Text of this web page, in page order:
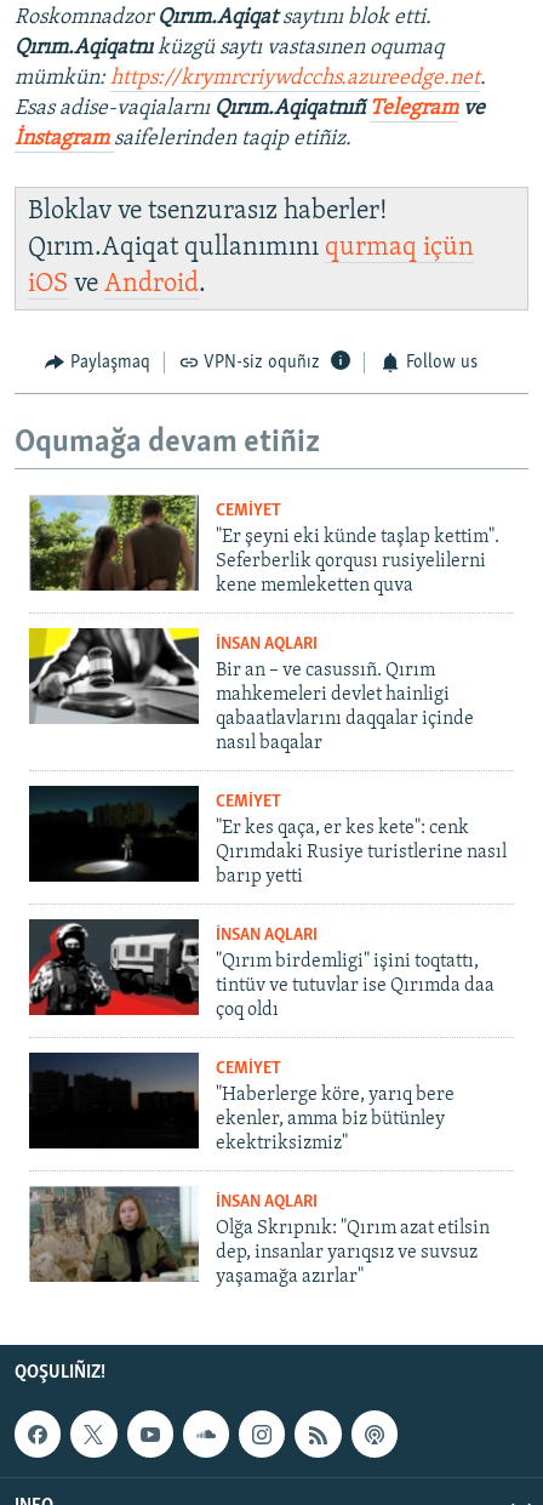
Roskomnadzor Qırım.Aqiqatsaytını blok etti.
Qırım.Aqiqatnıküzgü saytı vastasınen oqumaq
mümkün:https://krymrcriywdcchs.azureedge.net.
Esas adise-vaqialarnı Qırım.Aqiqatnıñ Telegramve
İnstagram saifelerinden taqip etiñiz.
Bloklav ve tsenzurasız haberler!
Qırım.Aqiqat qullanımını qurmaq içün
iOS ve Android.
Paylaşmaq VPN-siz oquñız Follow us
Oqumağa devam etiñiz
CEMİYET
"Er şeyni eki künde taşlap kettim".
Seferberlik qorqusı rusiyelilerni
kene memleketten quva
İNSAN AQLARI
Bir an – ve casussıñ. Qırım
mahkemeleri devlet hainligi
qabaatlavlarını daqqalar içinde
nasıl baqalar
CEMİYET
"Er kes qaça, er kes kete": cenk
Qırımdaki Rusiye turistlerine nasıl
barıp yetti
İNSAN AQLARI
"Qırım birdemligi" işini toqtattı,
tintüv ve tutuvlar ise Qırımda daa
çoq oldı
CEMİYET
"Haberlerge köre, yarıq bere
ekenler, amma biz bütünley
ekektriksizmiz"
İNSAN AQLARI
Olğa Skrıpnık: "Qırım azat etilsin
dep, insanlar yarıqsız ve suvsuz
yaşamağa azırlar"
QOŞULIÑIZ!